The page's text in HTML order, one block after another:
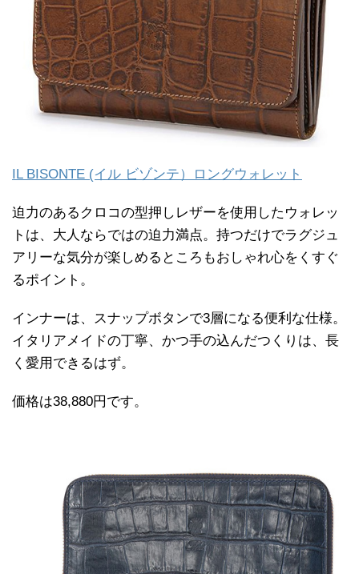
IL BISONTE (イル ビゾンテ）ロングウォレット
迫力のあるクロコの型押しレザーを使用したウォレッ
トは、大人ならではの迫力満点。持つだけでラグジュ
アリーな気分が楽しめるところもおしゃれ心をくすぐ
るポイント。
インナーは、スナップボタンで3層になる便利な仕様。
イタリアメイドの丁寧、かつ手の込んだつくりは、長
く愛用できるはず。
価格は38,880円です。